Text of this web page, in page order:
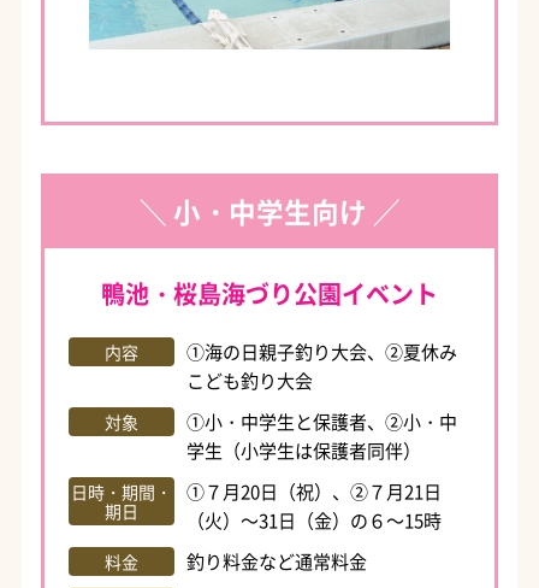
＼ 小・中学生向け ／
鴨池・桜島海づり公園イベント
内容
①海の日親子釣り大会、②夏休み
こども釣り大会
対象
①小・中学生と保護者、②小・中
学生（小学生は保護者同伴）
日時・期間・
期日
①７月20日（祝）、②７月21日
（火）～31日（金）の６～15時
料金 釣り料金など通常料金